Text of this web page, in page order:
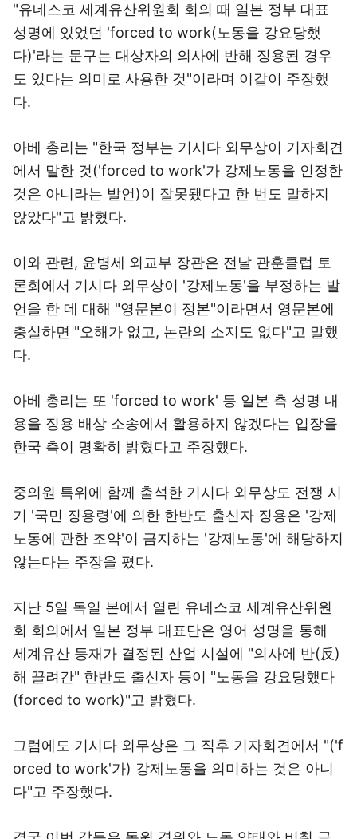
"유네스코 세계유산위원회 회의 때 일본 정부 대표
성명에 있었던 'forced to work(노동을 강요당했
다)'라는 문구는 대상자의 의사에 반해 징용된 경우
도 있다는 의미로 사용한 것"이라며 이같이 주장했
다.
아베 총리는 "한국 정부는 기시다 외무상이 기자회견
에서 말한 것('forced to work'가 강제노동을 인정한
것은 아니라는 발언)이 잘못됐다고 한 번도 말하지
않았다"고 밝혔다.
이와 관련, 윤병세 외교부 장관은 전날 관훈클럽 토
론회에서 기시다 외무상이 '강제노동'을 부정하는 발
언을 한 데 대해 "영문본이 정본"이라면서 영문본에
충실하면 "오해가 없고, 논란의 소지도 없다"고 말했
다.
아베 총리는 또 'forced to work' 등 일본 측 성명 내
용을 징용 배상 소송에서 활용하지 않겠다는 입장을
한국 측이 명확히 밝혔다고 주장했다.
중의원 특위에 함께 출석한 기시다 외무상도 전쟁 시
기 '국민 징용령'에 의한 한반도 출신자 징용은 '강제
노동에 관한 조약'이 금지하는 '강제노동'에 해당하지
않는다는 주장을 폈다.
지난 5일 독일 본에서 열린 유네스코 세계유산위원
회 회의에서 일본 정부 대표단은 영어 성명을 통해
세계유산 등재가 결정된 산업 시설에 "의사에 반(反)
해 끌려간" 한반도 출신자 등이 "노동을 강요당했다
(forced to work)"고 밝혔다.
그럼에도 기시다 외무상은 그 직후 기자회견에서 "('f
orced to work'가) 강제노동을 의미하는 것은 아니
다"고 주장했다.